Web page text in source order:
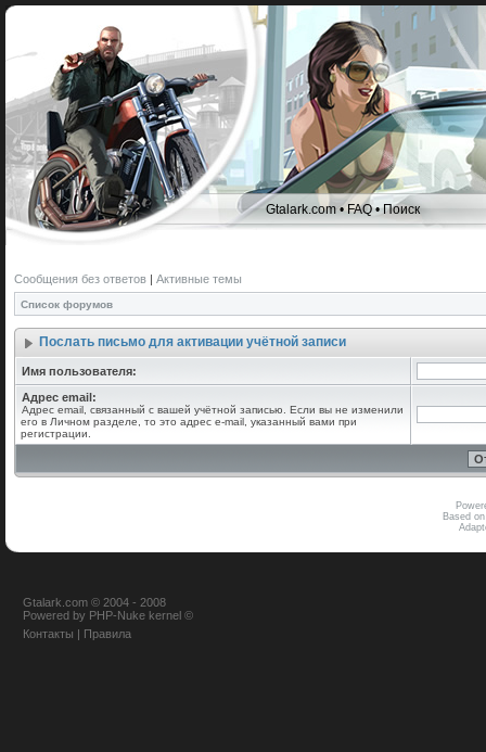
Gtalark.com •FAQ•Поиск
Сообщения без ответов | Активные темы
Список форумов
Послать письмо для активации учётной записи
Имя пользователя:
Адрес email:
Адрес email, связанный с вашей учётной записью. Если вы не изменили
его в Личном разделе, то это адрес e-mail, указанный вами при
регистрации.
Based
Gtalark.com © 2004 - 2008
Powered by PHP-Nuke kernel ©
Контакты | Правила